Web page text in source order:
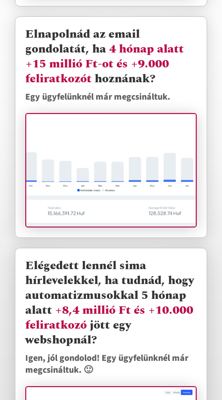
Elnapolnád az email
gondolatát, ha4 hónap alatt
+15 millió Ft-ot és +9.000
feliratkozóthoznának?
Egy ügyfelünknél már megcsináltuk.
Elégedett lennél sima
hírlevelekkel, ha tudnád, hogy
automatizmusokkal 5 hónap
alatt +8,4 millió Ft és +10.000
feliratkozójött egy
webshopnál?
Igen, jól gondolod! Egy ügyfelünknél már
megcsináltuk. 🙂